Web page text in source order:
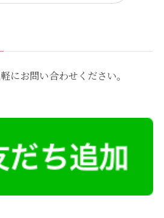
にお問い合わせください。